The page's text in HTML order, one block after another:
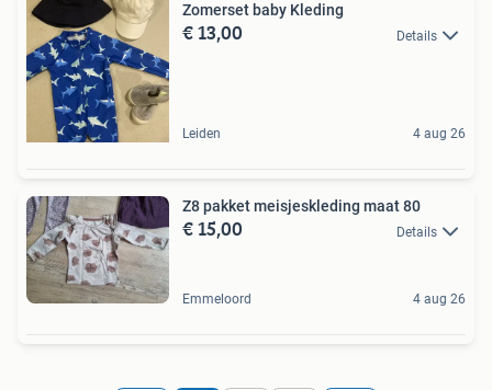
Zomerset baby Kleding
€ 13,00 Details
Leiden 4 aug 26
Z8 pakket meisjeskleding maat 80
€ 15,00 Details
Emmeloord 4 aug 26